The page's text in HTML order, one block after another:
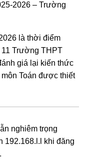
2026 – Trường
là thời điểm
Trường THPT
giá lại kiến thức
Toán được thiết
nghiêm trọng
192.168.l.l khi đăng